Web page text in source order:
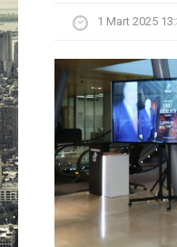
1 Mart 2025